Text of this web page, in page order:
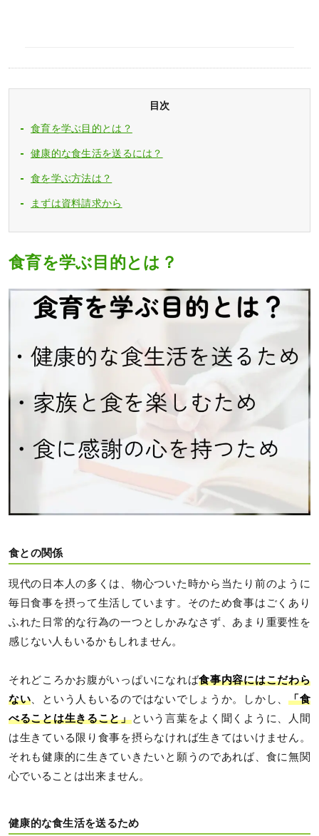
目次
食育を学ぶ目的とは？
健康的な食生活を送るには？
食を学ぶ方法は？
まずは資料請求から
食育を学ぶ目的とは？
食との関係
現代の日本人の多くは、物心ついた時から当たり前のように
毎日食事を摂って生活しています。そのため食事はごくあり
ふれた日常的な行為の一つとしかみなさず、あまり重要性を
感じない人もいるかもしれません。
それどころかお腹がいっぱいになれば食事内容にはこだわら
ない 、という人もいるのではないでしょうか。しかし、 「食
べることは生きること」という言葉をよく聞くように、人間
は生きている限り食事を摂らなければ生きてはいけません。
それも健康的に生きていきたいと願うのであれば、食に無関
心でいることは出来ません。
健康的な食生活を送るため